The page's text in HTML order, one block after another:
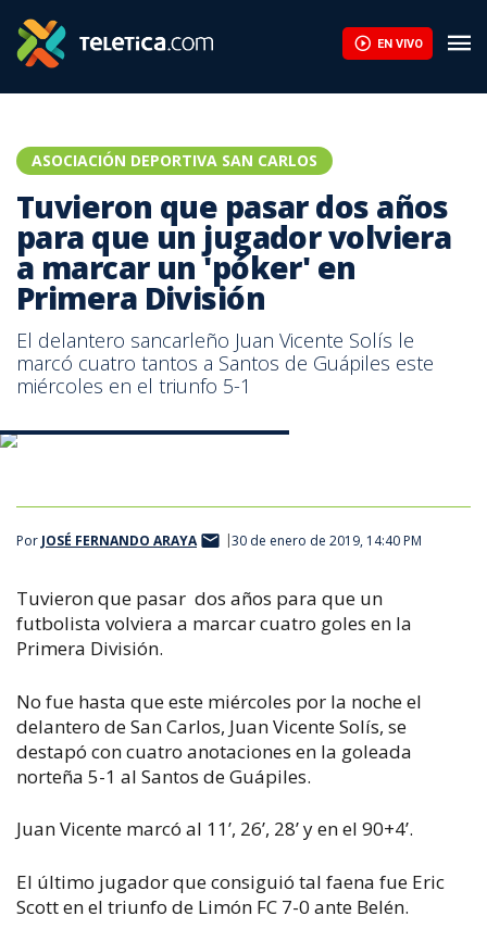
EN VIVO
ASOCIACIÓN DEPORTIVA SAN CARLOS
Tuvieron que pasar dos años
para que un jugador volviera
a marcar un 'póker' en
Primera División
El delantero sancarleño Juan Vicente Solís le
marcó cuatro tantos a Santos de Guápiles este
miércoles en el triunfo 5-1
Por JOSÉ FERNANDO ARAYA 30 de enero de 2019, 14:40 PM
Tuvieron que pasar dos años para que un
futbolista volviera a marcar cuatro goles en la
Primera División.
No fue hasta que este miércoles por la noche el
delantero de San Carlos, Juan Vicente Solís, se
destapó con cuatro anotaciones en la goleada
norteña 5-1 al Santos de Guápiles.
Juan Vicente marcó al 11’, 26’, 28’ y en el 90+4’.
El último jugador que consiguió tal faena fue Eric
Scott en el triunfo de Limón FC 7-0 ante Belén.